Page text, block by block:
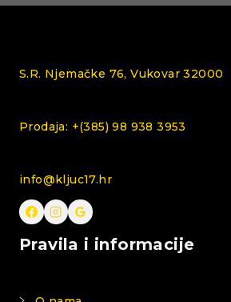
S.R. Njemačke 76, Vukovar 32000
Prodaja: +(385) 98 938 3953
info@kljuc17.hr
Pravila i informacije